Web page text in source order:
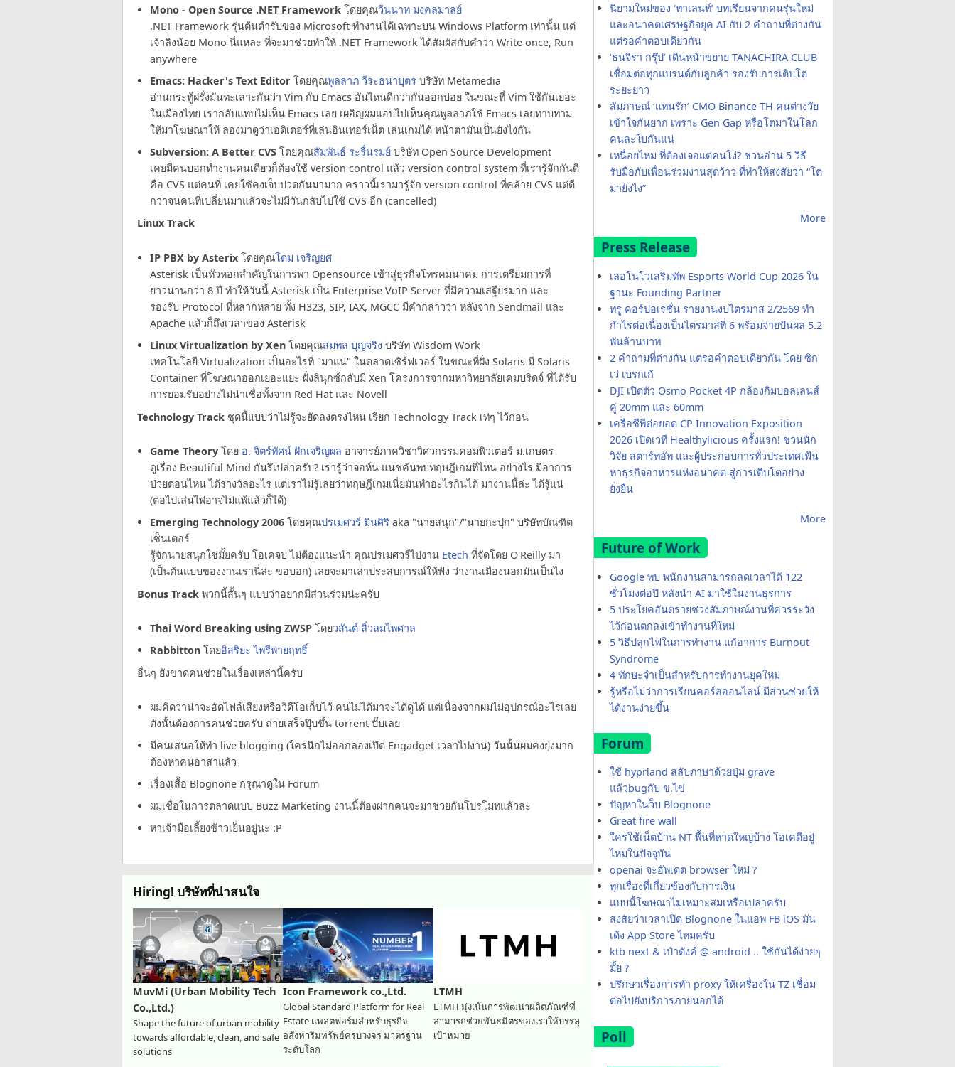
Mono - Open Source .NET Framework โดยคุณวีนนาท มงคลมาลย์
.NET Framework รุ่นต้นตำรับของ Microsoft ทำงานได้เฉพาะบน Windows Platform เท่านั้น แต่
เจ้าลิงน้อย Mono นี่แหละ ที่จะมาช่วยทำให้ .NET Framework ได้สัมผัสกับคำว่า Write once, Run
anywhere
Emacs: Hacker's Text Editor โดยคุณพูลลาภ วีระธนาบุตร บริษัท Metamedia
อ่านกระทู้ฝรั่งมันทะเลาะกันว่า Vim กับ Emacs อันไหนดีกว่ากันออกบ่อย ในขณะที่ Vim ใช้กันเยอะ
ในเมืองไทย เรากลับแทบไม่เห็น Emacs เลย เผอิญผมแอบไปเห็นคุณพูลลาภใช้ Emacs เลยทาบทาม
ให้มาโฆษณาให้ ลองมาดูว่าเอดิเตอร์ที่เล่นอินเทอร์เน็ต เล่นเกมได้ หน้าตามันเป็นยังไงกัน
Subversion: A Better CVS โดยคุณสัมพันธ์ ระรื่นรมย์ บริษัท Open Source Development
เคยมีคนบอกทำงานคนเดียวก็ต้องใช้ version control แล้ว version control system ที่เรารู้จักกันดี
คือ CVS แต่คนที่ เคยใช้คงเจ็บปวดกันมามาก คราวนี้เรามารู้จัก version control ที่คล้าย CVS แต่ดี
กว่าจนคนที่เปลี่ยนมาแล้วจะไม่มีวันกลับไปใช้ CVS อีก (cancelled)
Linux Track
IP PBX by Asterix โดยคุณโดม เจริญยศ
Asterisk เป็นหัวหอกสำคัญในการพา Opensource เข้าสู่ธุรกิจโทรคมนาคม การเตรียมการที่
ยาวนานกว่า 8 ปี ทำให้วันนี้ Asterisk เป็น Enterprise VoIP Server ที่มีความเสฐียรมาก และ
รองรับ Protocol ที่หลากหลาย ทั้ง H323, SIP, IAX, MGCC มีคำกล่าวว่า หลังจาก Sendmail และ
Apache แล้วก็ถึงเวลาของ Asterisk
Linux Virtualization by Xen โดยคุณสมพล บุญจริง บริษัท Wisdom Work
เทคโนโลยี Virtualization เป็นอะไรที่ "มาแน่" ในตลาดเซิร์ฟเวอร์ ในขณะที่ฝั่ง Solaris มี Solaris
Container ที่โฆษณาออกเยอะแยะ ฝั่งลินุกซ์กลับมี Xen โครงการจากมหาวิทยาลัยเคมบริดจ์ ที่ได้รับ
การยอมรับอย่างไม่น่าเชื่อทั้งจาก Red Hat และ Novell
Technology Track ชุดนี้แบบว่าไม่รู้จะยัดลงตรงไหน เรียก Technology Track เท่ๆ ไว้ก่อน
Game Theory โดย อ. จิตร์ทัศน์ ฝักเจริญผล อาจารย์ภาควิชาวิศวกรรมคอมพิวเตอร์ ม.เกษตร
ดูเรื่อง Beautiful Mind กันรึเปล่าครับ? เรารู้ว่าจอห์น แนชค้นพบทฤษฎีเกมที่ไหน อย่างไร มีอาการ
ป่วยตอนไหน ได้รางวัลอะไร แต่เราไม่รู้เลยว่าทฤษฎีเกมเนี่ยมันทำอะไรกินได้ มางานนี้ล่ะ ได้รู้แน่
(ต่อไปเล่นไพ่อาจไม่แพ้แล้วก็ได้)
Emerging Technology 2006 โดยคุณปรเมศวร์ มินศิริ aka "นายสนุก"/"นายกะปุก" บริษัทบัณฑิต
เซ็นเตอร์
รู้จักนายสนุกใช่มั้ยครับ โอเคจบ ไม่ต้องแนะนำ คุณปรเมศวร์ไปงาน Etech ที่จัดโดย O'Reilly มา
(เป็นต้นแบบของงานเรานี่ล่ะ ขอบอก) เลยจะมาเล่าประสบการณ์ให้ฟัง ว่างานเมืองนอกมันเป็นไง
Bonus Track พวกนี้สั้นๆ แบบว่าอยากมีส่วนร่วมน่ะครับ
Thai Word Breaking using ZWSP โดยวสันต์ ลิ่วลมไพศาล
Rabbitton โดยอิสริยะ ไพรีพ่ายฤทธิ์
อื่นๆ ยังขาดคนช่วยในเรื่องเหล่านี้ครับ
ผมคิดว่าน่าจะอัดไฟล์เสียงหรือวิดีโอเก็บไว้ คนไม่ได้มาจะได้ดูได้ แต่เนื่องจากผมไม่อุปกรณ์อะไรเลย
ดังนั้นต้องการคนช่วยครับ ถ่ายเสร็จปุ๊บขึ้น torrent ปั๊บเลย
มีคนเสนอให้ทำ live blogging (ใครนึกไม่ออกลองเปิด Engadget เวลาไปงาน) วันนั้นผมคงยุ่งมาก
ต้องหาคนอาสาแล้ว
เรื่องเสื้อ Blognone กรุณาดูใน Forum
ผมเชื่อในการตลาดแบบ Buzz Marketing งานนี้ต้องฝากคนจะมาช่วยกันโปรโมทแล้วล่ะ
หาเจ้ามือเลี้ยงข้าวเย็นอยู่นะ :P
Hiring! บริษัทที่น่าสนใจ
MuvMi (Urban Mobility Tech
Co.,Ltd.)
Shape the future of urban mobility
towards affordable, clean, and safe
solutions
Icon Framework co.,Ltd.
Global Standard Platform for Real
Estate แพลตฟอร์มสำหรับธุรกิจ
อสังหาริมทรัพย์ครบวงจร มาตรฐาน
ระดับโลก
LTMH
LTMH มุ่งเน้นการพัฒนาผลิตภัณฑ์ที่
สามารถช่วยพันธมิตรของเราให้บรรลุ
เป้าหมาย
นิยามใหม่ของ ‘ทาเลนท์’ บทเรียนจากคนรุ่นใหม่
และอนาคตเศรษฐกิจยุค AI กับ 2 คำถามที่ต่างกัน
แต่รอคำตอบเดียวกัน
‘ธนจิรา กรุ๊ป’ เดินหน้าขยาย TANACHIRA CLUB
เชื่อมต่อทุกแบรนด์กับลูกค้า รองรับการเติบโต
ระยะยาว
สัมภาษณ์ ‘แทนรัก’ CMO Binance TH คนต่างวัย
เข้าใจกันยาก เพราะ Gen Gap หรือโตมาในโลก
คนละใบกันแน่
เหนื่อยไหม ที่ต้องเจอแต่คนโง่? ชวนอ่าน 5 วิธี
รับมือกับเพื่อนร่วมงานสุดว้าว ที่ทำให้สงสัยว่า “โต
มายังไง”
More
Press Release
เลอโนโวเสริมทัพ Esports World Cup 2026 ใน
ฐานะ Founding Partner
ทรู คอร์ปอเรชั่น รายงานงบไตรมาส 2/2569 ทำ
กำไรต่อเนื่องเป็นไตรมาสที่ 6 พร้อมจ่ายปันผล 5.2
พันล้านบาท
2 คำถามที่ต่างกัน แต่รอคำตอบเดียวกัน โดย ซิก
เว่ เบรกเก้
DJI เปิดตัว Osmo Pocket 4P กล้องกิมบอลเลนส์
คู่ 20mm และ 60mm
เครือซีพีต่อยอด CP Innovation Exposition
2026 เปิดเวที Healthylicious ครั้งแรก! ชวนนัก
วิจัย สตาร์ทอัพ และผู้ประกอบการทั่วประเทศเฟ้น
หาธุรกิจอาหารแห่งอนาคต สู่การเติบโตอย่าง
ยั่งยืน
More
Future of Work
Google พบ พนักงานสามารถลดเวลาได้ 122
ชั่วโมงต่อปี หลังนำ AI มาใช้ในงานธุรการ
5 ประโยคอันตรายช่วงสัมภาษณ์งานที่ควรระวัง
ไว้ก่อนตกลงเข้าทำงานที่ใหม่
5 วิธีปลุกไฟในการทำงาน แก้อาการ Burnout
Syndrome
4 ทักษะจำเป็นสำหรับการทำงานยุคใหม่
รู้หรือไม่ว่าการเรียนคอร์สออนไลน์ มีส่วนช่วยให้
ได้งานง่ายขึ้น
Forum
ใช้ hyprland สลับภาษาด้วยปุ่ม grave
แล้วbugกับ ข.ไข่
ปัญหาในว็บ Blognone
Great fire wall
ใครใช้เน็ตบ้าน NT พื้นที่หาดใหญ่บ้าง โอเคดีอยู่
ไหมในปัจจุบัน
openai จะอัพเดต browser ใหม่ ?
ทุกเรื่องที่เกี่ยวข้องกับการเงิน
แบบนี้โฆษณาไม่เหมาะสมเหรือเปล่าครับ
สงสัยว่าเวลาเปิด Blognone ในแอพ FB iOS มัน
เด้ง App Store ไหมครับ
ktb next & เป๋าตังค์ @ android .. ใช้กันได้ง่ายๆ
มั้ย ?
ปรึกษาเรื่องการทำ proxy ให้เครื่องใน TZ เชื่อม
ต่อไปยังบริการภายนอกได้
Poll